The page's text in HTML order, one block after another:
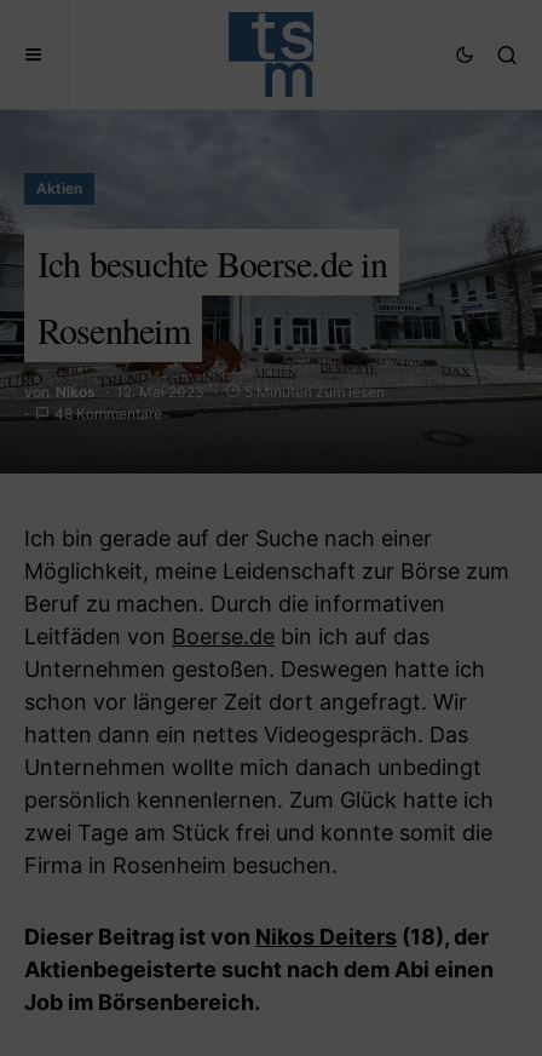
Aktien
Ich besuchte Boerse.de in
Rosenheim
von Nikos 12. Mai 2023
5 Minuten zum lesen
48 Kommentare
Ich bin gerade auf der Suche nach einer
Möglichkeit, meine Leidenschaft zur Börse zum
Beruf zu machen. Durch die informativen
Leitfäden von Boerse.de bin ich auf das
Unternehmen gestoßen. Deswegen hatte ich
schon vor längerer Zeit dort angefragt. Wir
hatten dann ein nettes Videogespräch. Das
Unternehmen wollte mich danach unbedingt
persönlich kennenlernen. Zum Glück hatte ich
zwei Tage am Stück frei und konnte somit die
Firma in Rosenheim besuchen.
Dieser Beitrag ist von Nikos Deiters (18), der
Aktienbegeisterte sucht nach dem Abi einen
Job im Börsenbereich.